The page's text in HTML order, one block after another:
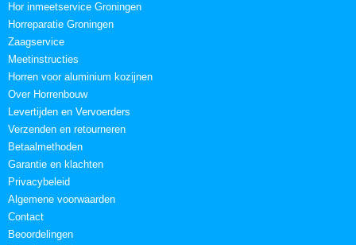
Hor inmeetservice Groningen
Horreparatie Groningen
Zaagservice
Meetinstructies
Horren voor aluminium kozijnen
Over Horrenbouw
Levertijden en Vervoerders
Verzenden en retourneren
Betaalmethoden
Garantie en klachten
Privacybeleid
Algemene voorwaarden
Contact
Beoordelingen